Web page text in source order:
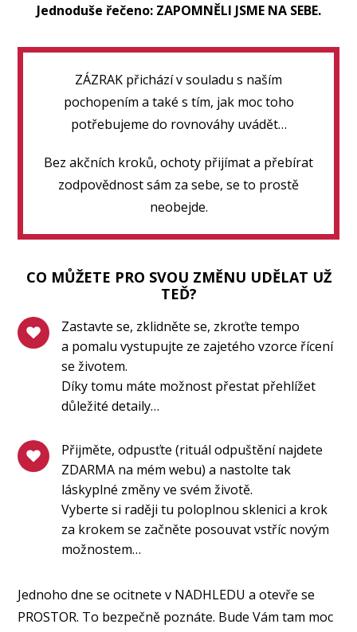
Jednoduše řečeno: ZAPOMNĚLI JSME NA SEBE.
ZÁZRAK přichází v souladu s naším
pochopením a také s tím, jak moc toho
potřebujeme do rovnováhy uvádět…
Bez akčních kroků, ochoty přijímat a přebírat
zodpovědnost sám za sebe, se to prostě
neobejde.
CO MŮŽETE PRO SVOU ZMĚNU UDĚLAT UŽ
TEĎ?
Zastavte se, zklidněte se, zkroťte tempo
a pomalu vystupujte ze zajetého vzorce řícení
se životem.
Díky tomu máte možnost přestat přehlížet
důležité detaily…
Přijměte, odpusťte (rituál odpuštění najdete
ZDARMA na mém webu) a nastolte tak
láskyplné změny ve svém životě.
Vyberte si raději tu poloplnou sklenici a krok
za krokem se začněte posouvat vstříc novým
možnostem…
Jednoho dne se ocitnete v NADHLEDU a otevře se
PROSTOR. To bezpečně poznáte. Bude Vám tam moc